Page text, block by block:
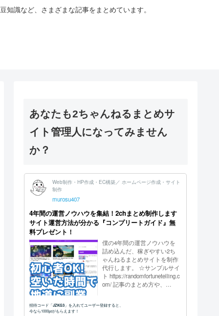
識など、さまざまな記事をまとめています。
あなたも2ちゃんねるまとめサ
イト管理人になってみません
か？